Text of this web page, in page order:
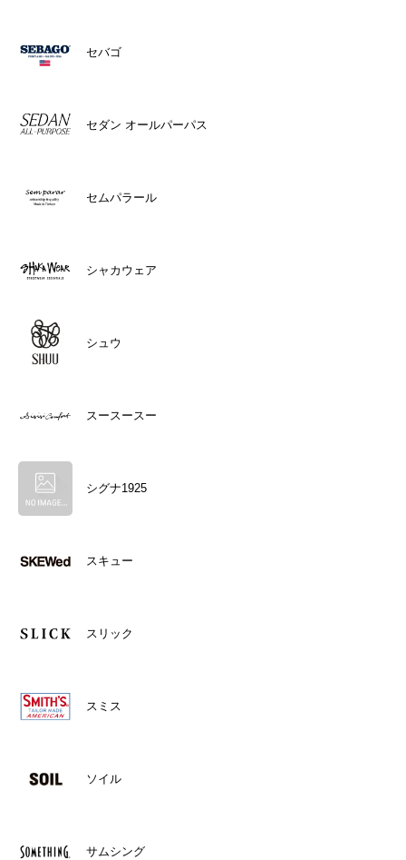
セバゴ
セダン オールパーパス
セムパラール
シャカウェア
シュウ
スースースー
シグナ1925
スキュー
スリック
スミス
ソイル
サムシング